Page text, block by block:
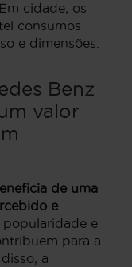
cidade, os
consumos
e dimensões.
Benz
valor
de uma
e
popularidade e
para a
a